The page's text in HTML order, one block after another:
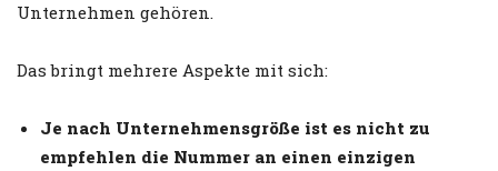
Unternehmen gehören.
Das bringt mehrere Aspekte mit sich:
Je nach Unternehmensgröße ist es nicht zu
empfehlen die Nummer an einen einzigen